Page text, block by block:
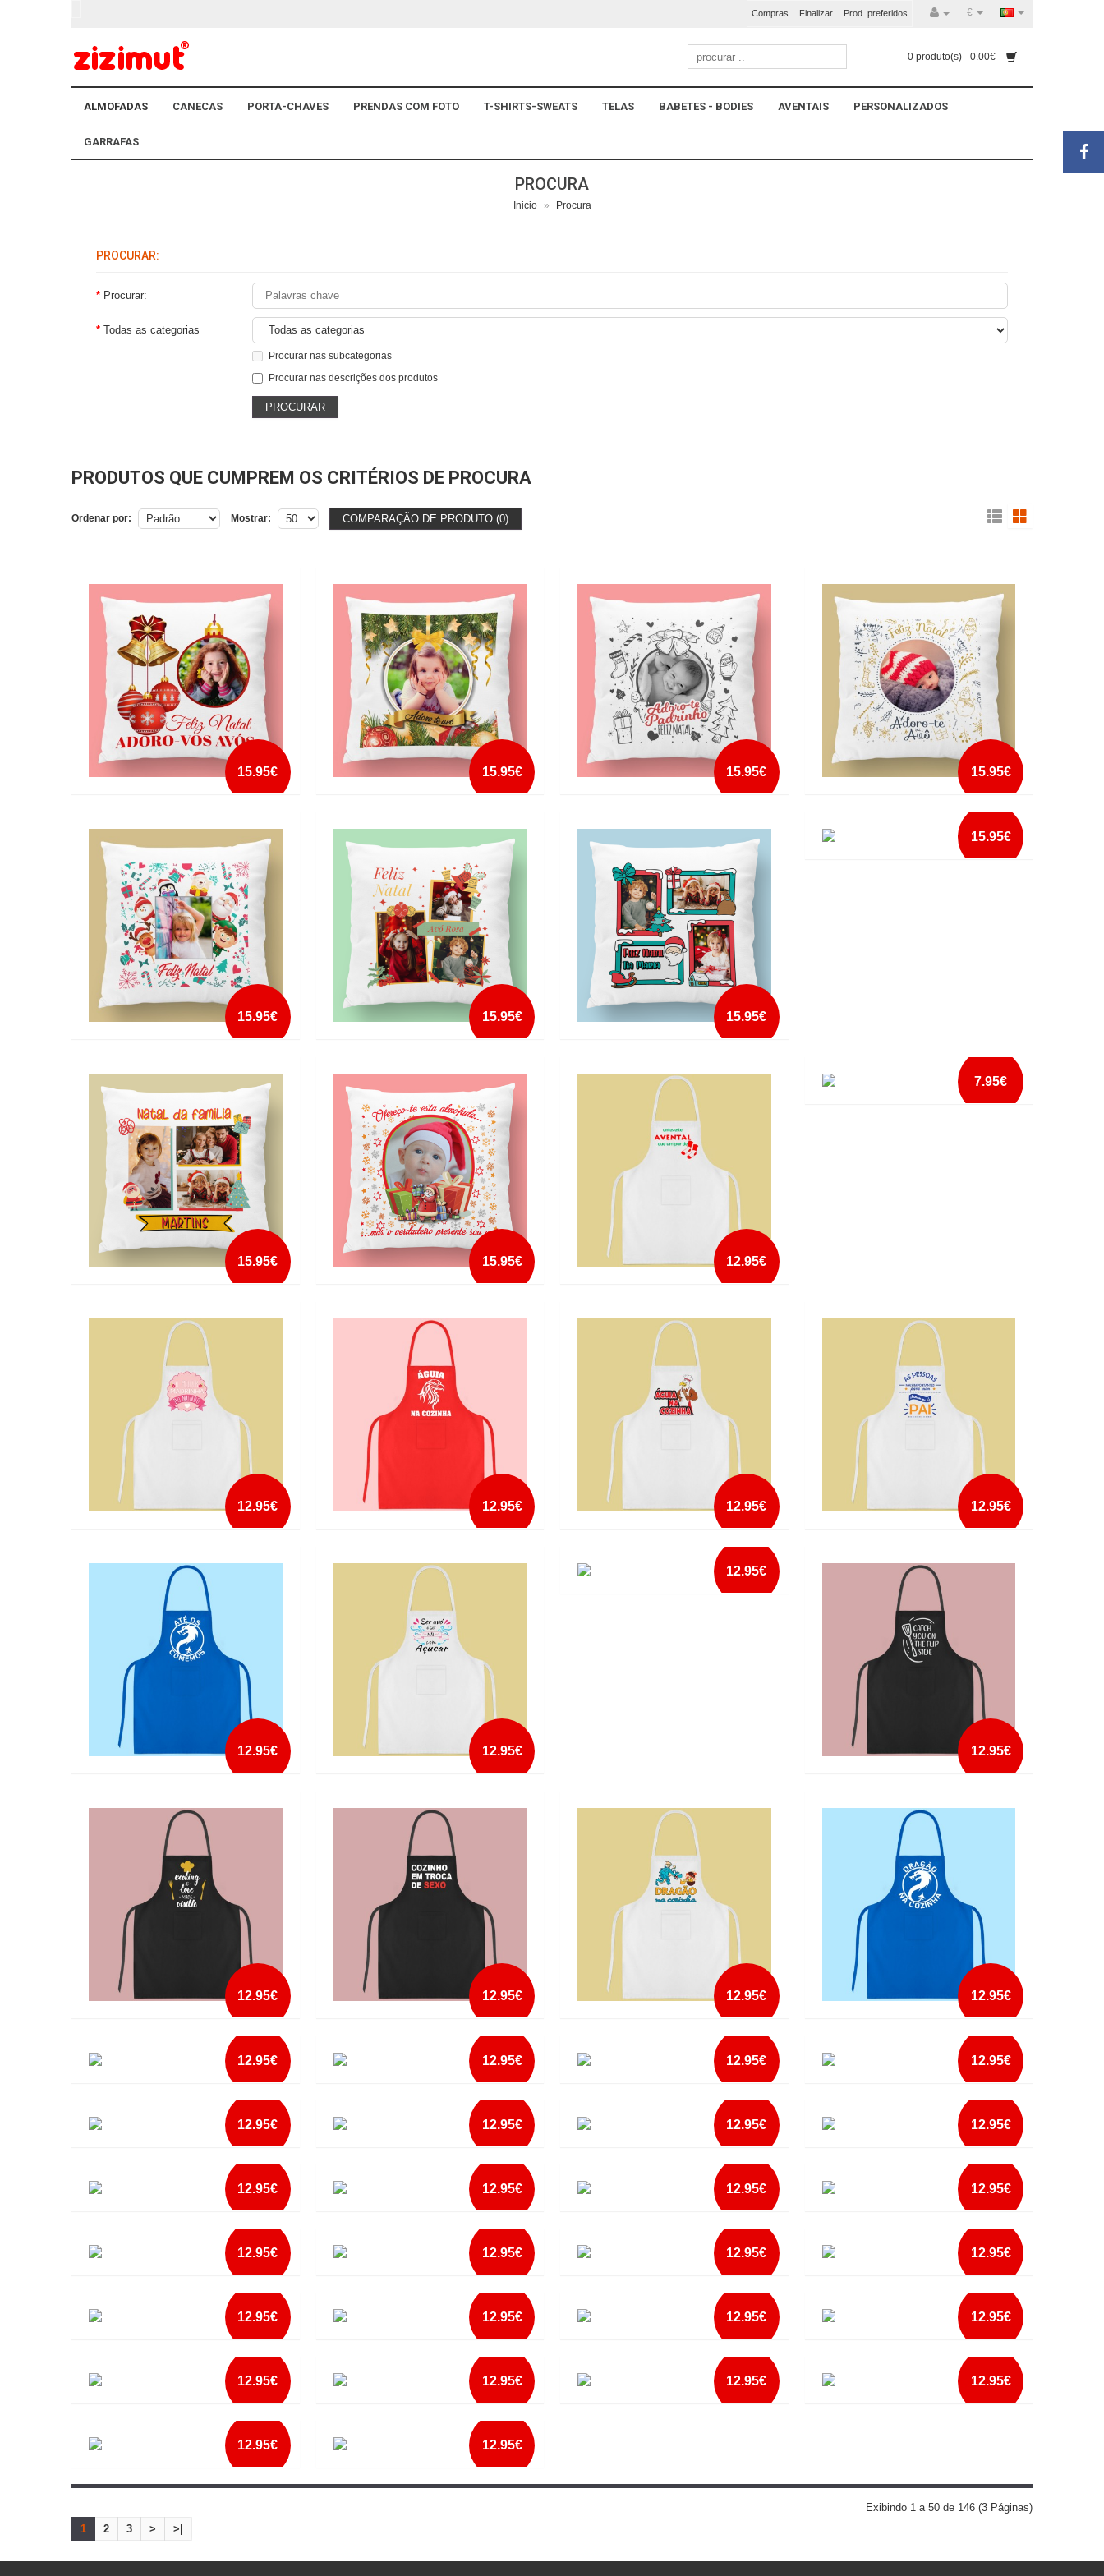
Compras Finalizar Prod. preferidos €
0 produto(s) - 0.00€
ALMOFADAS CANECAS PORTA-CHAVES PRENDAS COM FOTO T-SHIRTS-SWEATS TELAS BABETES - BODIES AVENTAIS PERSONALIZADOS
GARRAFAS
PROCURA
Inicio » Procura
PROCURAR:
Procurar:
Todas as categorias
Procurar nas subcategorias
Procurar nas descrições dos produtos
PRODUTOS QUE CUMPREM OS CRITÉRIOS DE PROCURA
Ordenar por: Mostrar: COMPARAÇÃO DE PRODUTO (0)
15.95€
mais info
add à lista
15.95€
mais info
add à lista
15.95€
mais info
add à lista
15.95€
ALMOFADA DE NATAL COM FOTO 6
15.95€
mais info
add à lista
15.95€
mais info
add à lista
15.95€
mais info
add à lista
15.95€
15.95€
mais info
add à lista
15.95€
SOU EU
mais info
add à lista
12.95€
DEMEIAS
mais info
add à lista
7.95€
12.95€
MUNDO
mais info
add à lista
12.95€
mais info
add à lista
12.95€
AVENTAL AGUIA NA COZINHA 2
12.95€
IMPORTANTES CHAMAM-ME PAI
mais info
add à lista
12.95€
mais info
add à lista
12.95€
mais info
add à lista
12.95€
12.95€
mais info
add à lista
12.95€
AVENTAL COOKING LOVE MADE VISIBLE
add à lista
12.95€
AVENTAL COZINHO EM TROCA DE SEXO
add à lista
12.95€
AVENTAL DRAGÃO NA COZINHA
add à lista
12.95€
AVENTAL DRAGÃO NA COZINHA2
add à lista
12.95€
AVENTAL ESTA É A MELHOR AVÓ DO
MUNDO
add à lista
12.95€
AVENTAL ESTA É A MELHOR MAE DO
MUNDO
add à lista
12.95€
AVENTAL ESTE E O MELHOR PAI DO
MUNDO
add à lista
12.95€
add à lista
12.95€
add à lista
12.95€
AVENTAL LEÃO NA COZINHA2
add à lista
12.95€
add à lista
12.95€
AVENTAL MADRINHA MAIS QUERIDA DO
MUNDO
add à lista
12.95€
AVENTAL MELHOR COZINHEIRA DO
MUNDO
add à lista
12.95€
AVENTAL MELHOR COZINHEIRO DO
MUNDO
add à lista
12.95€
AVENTAL MELHOR FILHA DO MUNDO
add à lista
12.95€
AVENTAL MELHOR FILHO DO MUNDO
add à lista
12.95€
AVENTAL MELHOR PAI DO MUNDO
add à lista
12.95€
AVENTAL MELHOR PAI E COZINHEIRO
add à lista
12.95€
AVENTAL MY KITCHEN MY RULE
add à lista
12.95€
AVENTAL NAO LAVEI AS MAOS
add à lista
12.95€
AVENTAL NEVER TRUST A SKINNY COOK
add à lista
12.95€
AVENTAL NEVER TRUST A SKINNY
COOK2
add à lista
12.95€
AVENTAL PADRINHO ESPECIALISTA
CHURRASCO E CERVEJA
12.95€
CHURRASCO E CERVEJA
12.95€
AVENTAL PAI O REI DO CHURRASCO
12.95€ 12.95€ 12.95€
12.95€
AVENTAL PEOPLE TOGETHER GOOD
add à lista
12.95€
AVENTAL PEOPLE WHO LIKE TO EAT
add à lista
1 2 3 > >|
Exibindo 1 a 50 de 146 (3 Páginas)